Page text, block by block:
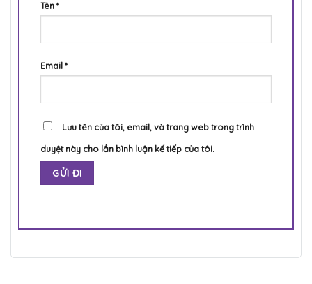
Tên*
Email*
Lưu tên của tôi, email, và trang web trong trình
duyệt này cho lần bình luận kế tiếp của tôi.